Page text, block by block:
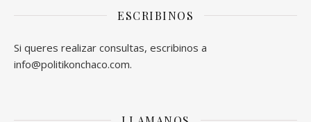
ESCRIBINOS
Si queres realizar consultas, escribinos a
info@politikonchaco.com.